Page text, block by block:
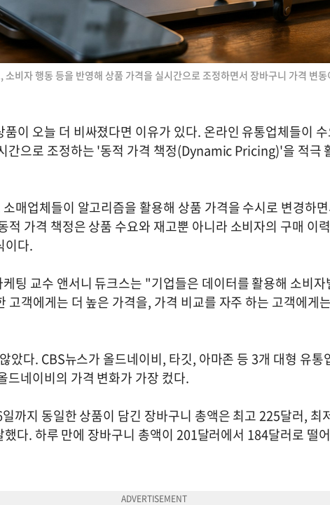
소비자 행동 등을 반영해 상품 가격을 실시간으로 조정하면서 장바구니 가격 변
이 오늘 더 비싸졌다면 이유가 있다. 온라인 유통업체들이
간으로 조정하는 '동적 가격 책정(Dynamic Pricing)'을 적극
매업체들이 알고리즘을 활용해 상품 가격을 수시로 변경하
적 가격 책정은 상품 수요와 재고뿐 아니라 소비자의 구매 이
이다.
팅 교수 앤서니 듀크스는 "기업들은 데이터를 활용해 소비
객에게는 더 높은 가격을, 가격 비교를 자주 하는 고객에게
았다. CBS뉴스가 올드네이비, 타깃, 아마존 등 3개 대형 유통
드네이비의 가격 변화가 가장 컸다.
까지 동일한 상품이 담긴 장바구니 총액은 최고 225달러, 최
다. 하루 만에 장바구니 총액이 201달러에서 184달러로 떨